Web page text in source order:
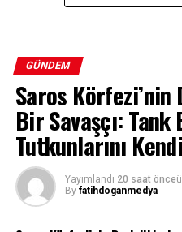
Bir Yıllık Belirsizlik:
Kaybı
Batman’da 7 Haziran 2025
alınamayan 31 yaşındaki
soruşturmada çarpıcı
titizlikle yürütülen
kurban gitmiş olabileceği
GÜNDEM
Saros
Bir Savaşçı: Tank
Tutkunlarını
Yayımlandı 20 saat önce
By fatihdoganmedya